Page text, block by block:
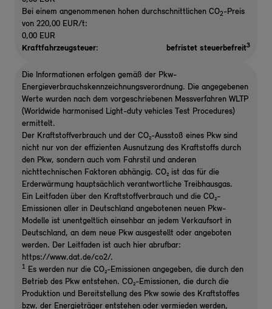
Bei einem angenommenen hohen durchschnittlichen CO2-Preis
von 220,00 EUR/t:
0,00 EUR
Kraftfahrzeugsteuer:
befristet steuerbefreit3
Die Informationen erfolgen gemäß der Pkw-
Energieverbrauchskennzeichnungsverordnung. Die angegebenen
Werte wurden nach dem vorgeschriebenen Messverfahren WLTP
(Worldwide harmonised Light-duty vehicles Test Procedures)
ermittelt.
Der Kraftstoffverbrauch und der CO₂-Ausstoß eines Pkw sind
nicht nur von der effizienten Ausnutzung des Kraftstoffs durch
den Pkw, sondern auch vom Fahrstil und anderen
nichttechnischen Faktoren abhängig. CO₂ ist das für die
Erderwärmung hauptsächlich verantwortliche Treibhausgas.
Ein Leitfaden über den Kraftstoffverbrauch und die CO₂-
Emissionen aller in Deutschland angebotenen neuen Pkw-
Modelle ist unentgeltlich einsehbar an jedem Verkaufsort in
Deutschland, an dem neue Pkw ausgestellt oder angeboten
werden. Der Leitfaden ist auch hier abrufbar:
https://www.dat.de/co2/.
1 Es werden nur die CO₂-Emissionen angegeben, die durch den
Betrieb des Pkw entstehen. CO₂-Emissionen, die durch die
Produktion und Bereitstellung des Pkw sowie des Kraftstoffes
bzw. der Energieträger entstehen oder vermieden werden,